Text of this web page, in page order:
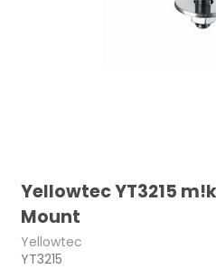
Yellowtec YT3215
Mount
Yellowtec
YT3215